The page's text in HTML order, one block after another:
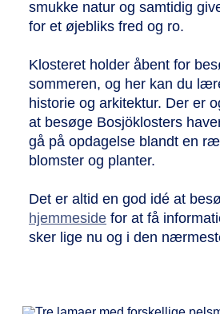
smukke natur og samtidig
for et øjebliks fred og ro.
Klosteret holder åbent for
sommeren, og her kan du
historie og arkitektur. Der er
at besøge Bosjöklosters
gå på opdagelse blandt en
blomster og planter.
Det er altid en god idé at
hjemmeside for at få
sker lige nu og i den